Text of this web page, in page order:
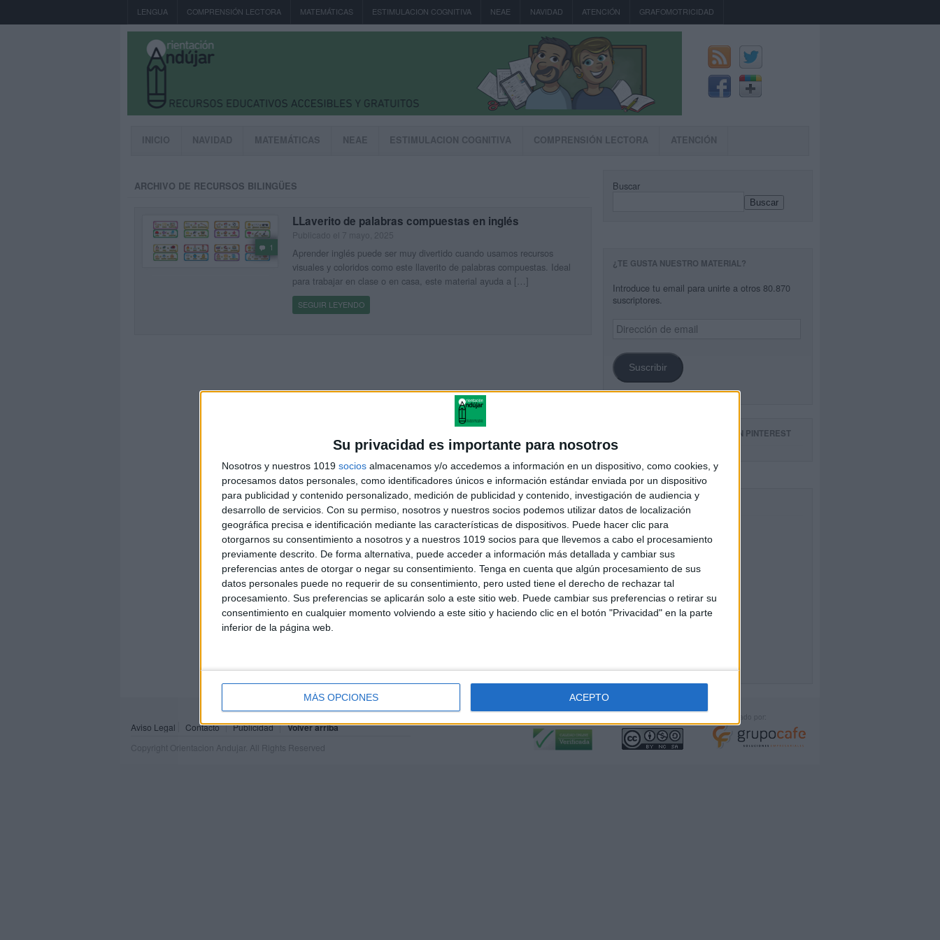
Su privacidad es importante para nosotros
Nosotros y nuestros 1019 socios almacenamos y/o accedemos a información en un dispositivo, como cookies, y
procesamos datos personales, como identificadores únicos e información estándar enviada por un dispositivo
para publicidad y contenido personalizado, medición de publicidad y contenido, investigación de audiencia y
desarrollo de servicios. Con su permiso, nosotros y nuestros socios podemos utilizar datos de localización
geográfica precisa e identificación mediante las características de dispositivos. Puede hacer clic para
otorgarnos su consentimiento a nosotros y a nuestros 1019 socios para que llevemos a cabo el procesamiento
previamente descrito. De forma alternativa, puede acceder a información más detallada y cambiar sus
preferencias antes de otorgar o negar su consentimiento. Tenga en cuenta que algún procesamiento de sus
datos personales puede no requerir de su consentimiento, pero usted tiene el derecho de rechazar tal
procesamiento. Sus preferencias se aplicarán solo a este sitio web. Puede cambiar sus preferencias o retirar su
consentimiento en cualquier momento volviendo a este sitio y haciendo clic en el botón "Privacidad" en la parte
inferior de la página web.
MÁS OPCIONES ACEPTO
LENGUA COMPRENSIÓN LECTORA MATEMÁTICAS ESTIMULACION COGNITIVA NEAE NAVIDAD ATENCIÓN GRAFOMOTRICIDAD
INICIO NAVIDAD MATEMÁTICAS NEAE ESTIMULACION COGNITIVA COMPRENSIÓN LECTORA ATENCIÓN
ARCHIVO DE RECURSOS BILINGÜES
1
LLaverito de palabras compuestas en inglés
Aprender inglés puede ser muy divertido cuando usamos recursos
visuales y coloridos como este llaverito de palabras compuestas. Ideal
para trabajar en clase o en casa, este material ayuda a […]
SEGUIR LEYENDO
Buscar
Buscar
¿TE GUSTA NUESTRO MATERIAL?
Introduce tu email para unirte a otros 80.870
suscriptores.
Dirección
de
Suscribir
SIGUE NUESTROS TABLEROS EN PINTEREST
Aviso Legal Contacto Publicidad Volver arriba
Copyright Orientacion Andujar. All Rights Reserved